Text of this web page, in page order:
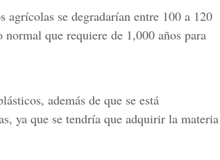
agrícolas se degradarían entre 100 a 120
que requiere de 1,000 años para
además de que se está
ya que se tendría que adquirir la materia